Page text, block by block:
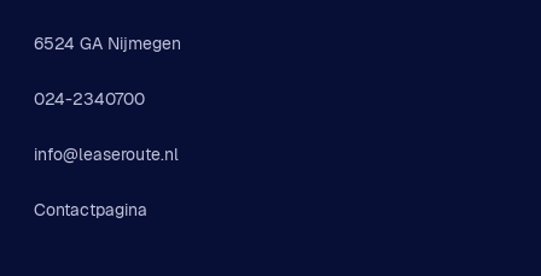
6524 GA Nijmegen
024-2340700
info@leaseroute.nl
Contactpagina